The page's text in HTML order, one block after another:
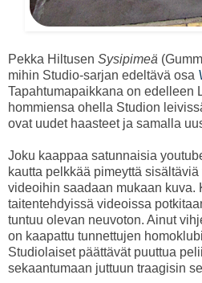
Pekka Hiltusen Sysipimeä
mihin Studio-sarjan edeltävä osa
Tapahtumapaikkana on edelleen
hommiensa ohella Studion
ovat uudet haasteet ja samalla
Joku kaappaa satunnaisia
kautta pelkkää pimeyttä
videoihin saadaan mukaan kuva.
taitentehdyissä videoissa
tuntuu olevan neuvoton. Ainut
on kaapattu tunnettujen
Studiolaiset päättävät puuttua
sekaantumaan juttuun traagisin